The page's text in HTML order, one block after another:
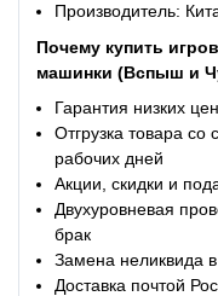
Производитель:
Почему купить
машинки (Вспыш и
Гарантия низких
Отгрузка товара со
рабочих дней
Акции, скидки и
Двухуровневая
брак
Замена неликвида
Доставка почтой